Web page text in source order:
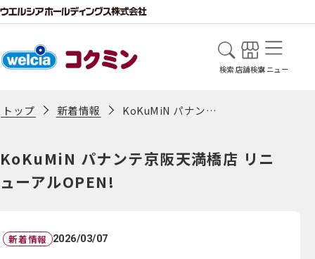
検索 店舗検索メニュー
トップ 新着情報 KoKuMiN パナンテ京阪天満橋店 リニューアルOPEN!
KoKuMiN パナンテ京阪天満橋店 リニ
ューアルOPEN!
新着情報 2026/03/07